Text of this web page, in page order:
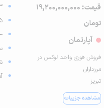
قیمت: 19,200,000,000
تومان
آپارتمان
فروش فوری واحد لوکس در
مرزداران
تبریز
مشاهده جزییات
3